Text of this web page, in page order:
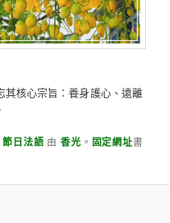
其核心宗旨：養身護心、遠離
日法語 由 香光 。 固定網址書